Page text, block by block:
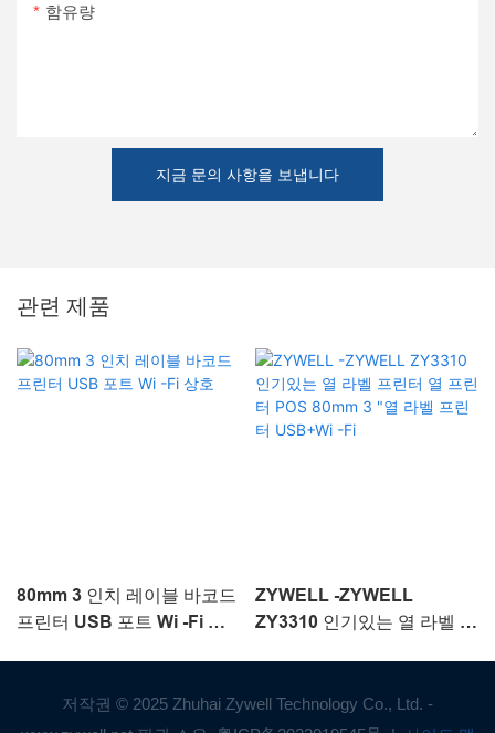
함유량
지금 문의 사항을 보냅니다
관련 제품
80mm 3 인치 레이블 바코드
프린터 USB 포트 Wi -Fi 상
ZYWELL -ZYWELL
ZY3310 인기있는 열 라벨 프
Fi
저작권 © 2025 Zhuhai Zywell Technology Co., Ltd. -